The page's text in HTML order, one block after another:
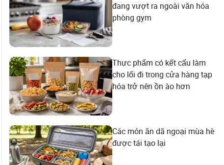
đang vượt ra ngoài văn hóa
phòng gym
Thực phẩm có kết cấu làm
cho lối đi trong cửa hàng tạp
hóa trở nên ồn ào hơn
Các món ăn dã ngoại mùa hè
được tái tạo lại